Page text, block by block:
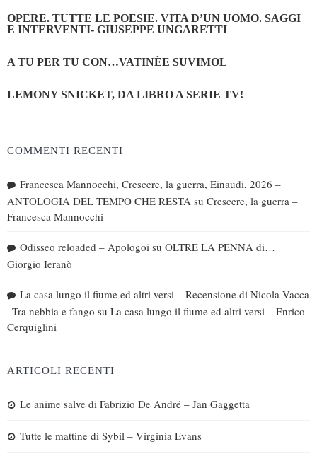
OPERE. TUTTE LE POESIE. VITA D’UN UOMO. SAGGI
E INTERVENTI- GIUSEPPE UNGARETTI
A TU PER TU CON…VATINÈE SUVIMOL
LEMONY SNICKET, DA LIBRO A SERIE TV!
COMMENTI RECENTI
Francesca Mannocchi, Crescere, la guerra, Einaudi, 2026 –
ANTOLOGIA DEL TEMPO CHE RESTA su Crescere, la guerra –
Francesca Mannocchi
Odisseo reloaded – Apologoi su OLTRE LA PENNA di…
Giorgio Ieranò
La casa lungo il fiume ed altri versi – Recensione di Nicola Vacca
| Tra nebbia e fango su La casa lungo il fiume ed altri versi – Enrico
Cerquiglini
ARTICOLI RECENTI
Le anime salve di Fabrizio De André – Jan Gaggetta
Tutte le mattine di Sybil – Virginia Evans